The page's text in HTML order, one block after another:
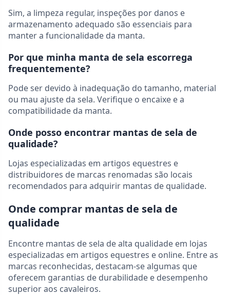
Sim, a limpeza regular, inspeções por danos e
armazenamento adequado são essenciais para
manter a funcionalidade da manta.
Por que minha manta de sela escorrega
frequentemente?
Pode ser devido à inadequação do tamanho, material
ou mau ajuste da sela. Verifique o encaixe e a
compatibilidade da manta.
Onde posso encontrar mantas de sela de
qualidade?
Lojas especializadas em artigos equestres e
distribuidores de marcas renomadas são locais
recomendados para adquirir mantas de qualidade.
Onde comprar mantas de sela de
qualidade
Encontre mantas de sela de alta qualidade em lojas
especializadas em artigos equestres e online. Entre as
marcas reconhecidas, destacam-se algumas que
oferecem garantias de durabilidade e desempenho
superior aos cavaleiros.